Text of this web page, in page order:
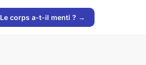
Le corps a-t-il menti ? →